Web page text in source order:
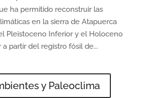
ha permitido reconstruir las
en la sierra de Atapuerca
Pleistoceno Inferior y el Holoceno
a partir del registro fósil de...
y Paleoclima